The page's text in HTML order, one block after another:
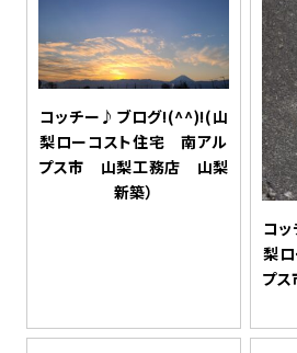
コッチー♪ブログ!(^^)!(山
梨ローコスト住宅 南アル
プス市 山梨工務店 山梨
新築）
コ
梨
プ